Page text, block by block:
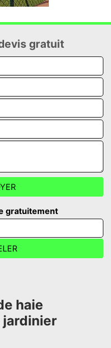
gratuit
gratuitement
haie
jardinier